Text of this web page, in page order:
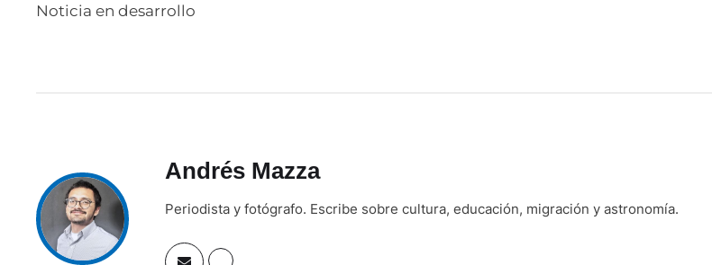
Noticia en desarrollo
Andrés Mazza
Periodista y fotógrafo. Escribe sobre cultura, educación, migración y astronomía.